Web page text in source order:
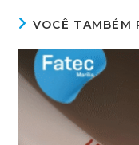
VOCÊ TAMBÉM